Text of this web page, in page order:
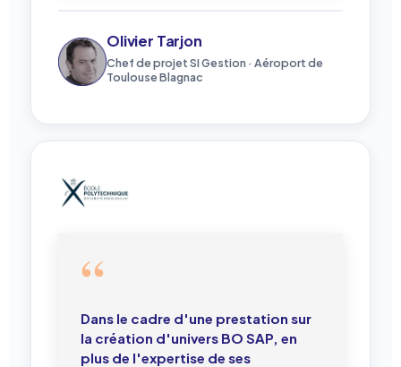
Olivier Tarjon
Chef de projet SI Gestion · Aéroport de
Toulouse Blagnac
Dans le cadre d'une prestation sur
la création d'univers BO SAP, en
plus de l'expertise de ses